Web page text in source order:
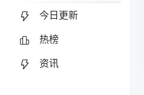
今日更新
热榜
资讯